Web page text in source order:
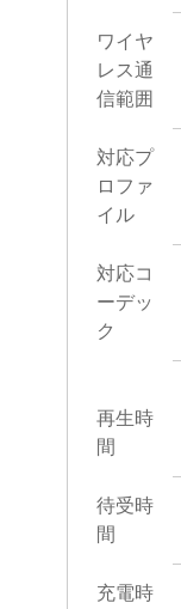
ワイヤ
レス通
信範囲
対応プ
ロファ
イル
対応コ
ーデッ
ク
再生時
間
待受時
間
充電時